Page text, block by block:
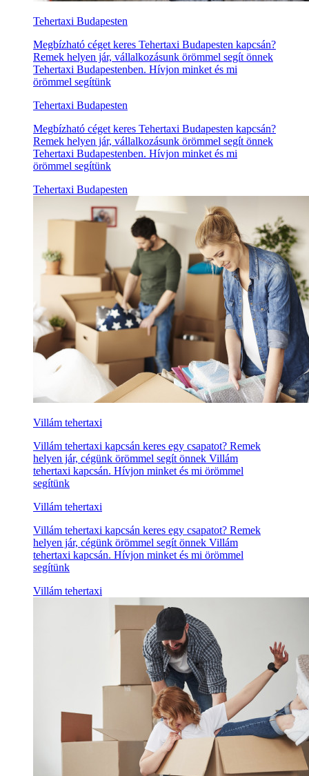
Tehertaxi Budapesten
Megbízható céget keres Tehertaxi Budapesten kapcsán?
Remek helyen jár, vállalkozásunk örömmel segít önnek
Tehertaxi Budapestenben. Hívjon minket és mi
örömmel segítünk
Tehertaxi Budapesten
Megbízható céget keres Tehertaxi Budapesten kapcsán?
Remek helyen jár, vállalkozásunk örömmel segít önnek
Tehertaxi Budapestenben. Hívjon minket és mi
örömmel segítünk
Tehertaxi Budapesten
Villám tehertaxi
Villám tehertaxi kapcsán keres egy csapatot? Remek
helyen jár, cégünk örömmel segít önnek Villám
tehertaxi kapcsán. Hívjon minket és mi örömmel
segítünk
Villám tehertaxi
Villám tehertaxi kapcsán keres egy csapatot? Remek
helyen jár, cégünk örömmel segít önnek Villám
tehertaxi kapcsán. Hívjon minket és mi örömmel
segítünk
Villám tehertaxi